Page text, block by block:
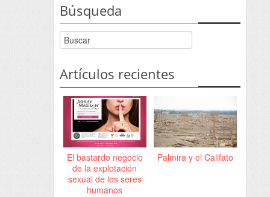
Búsqueda
Artículos recientes
El bastardo negocio
de la explotación
sexual de los seres
humanos
Palmira y el Califato